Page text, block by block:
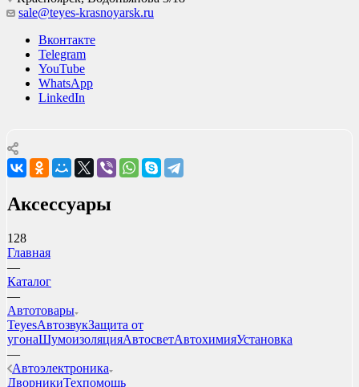
sale@teyes-krasnoyarsk.ru
Вконтакте
Telegram
YouTube
WhatsApp
LinkedIn
Аксессуары
128
Главная
—
Каталог
—
Автотовары
TeyesАвтозвукЗащита от
угонаШумоизоляцияАвтосветАвтохимияУстановка
—
Автоэлектроника
ДворникиТехпомощь